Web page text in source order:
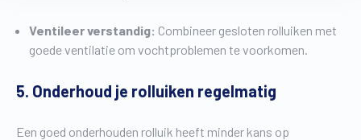
Ventileer verstandig: Combineer gesloten rolluiken met
goede ventilatie om vochtproblemen te voorkomen.
5. Onderhoud je rolluiken regelmatig
Een goed onderhouden rolluik heeft minder kans op